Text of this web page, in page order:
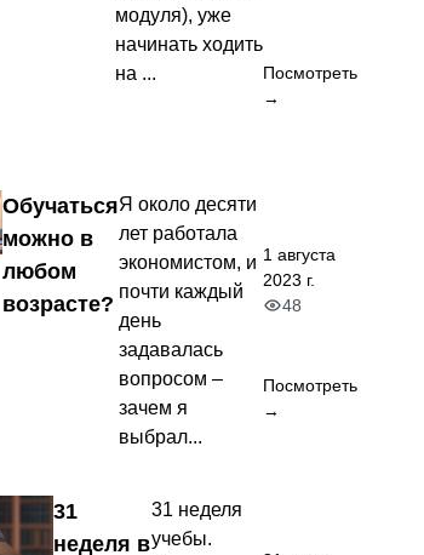
модуля), уже
начинать ходить
на ...
Посмотреть
→
Обучаться
можно в
любом
возрасте?
Я около десяти
лет работала
экономистом, и
почти каждый
день
задавалась
вопросом –
зачем я
выбрал...
1 августа
2023 г.
48
Посмотреть
→
31
неделя в
31 неделя
учебы.